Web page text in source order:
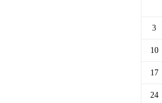
3
10
17
24